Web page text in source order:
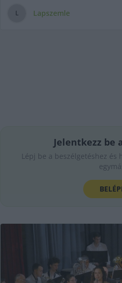
L Lapszemle
Jelentkezz be
Lépj be a beszélgetéshez